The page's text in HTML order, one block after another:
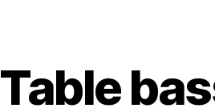
Table